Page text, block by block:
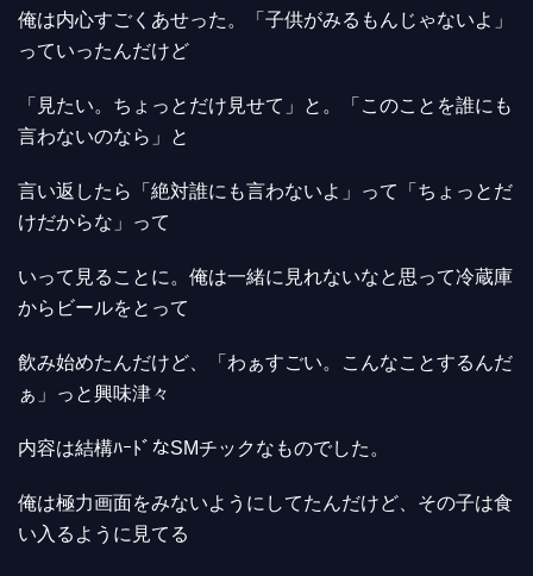
俺は内心すごくあせった。「子供がみるもんじゃないよ」
っていったんだけど
「見たい。ちょっとだけ見せて」と。「このことを誰にも
言わないのなら」と
言い返したら「絶対誰にも言わないよ」って「ちょっとだ
けだからな」って
いって見ることに。俺は一緒に見れないなと思って冷蔵庫
からビールをとって
飲み始めたんだけど、「わぁすごい。こんなことするんだ
ぁ」っと興味津々
内容は結構ﾊｰﾄﾞなSMチックなものでした。
俺は極力画面をみないようにしてたんだけど、その子は食
い入るように見てる